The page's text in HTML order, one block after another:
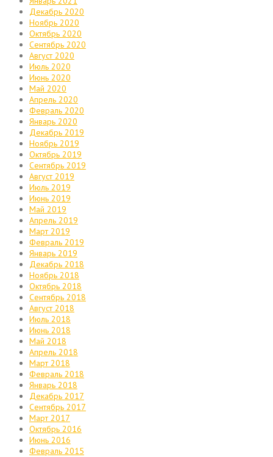
Декабрь 2020
Ноябрь 2020
Октябрь 2020
Сентябрь 2020
Август 2020
Июль 2020
Июнь 2020
Май 2020
Апрель 2020
Февраль 2020
Январь 2020
Декабрь 2019
Ноябрь 2019
Октябрь 2019
Сентябрь 2019
Август 2019
Июль 2019
Июнь 2019
Май 2019
Апрель 2019
Март 2019
Февраль 2019
Январь 2019
Декабрь 2018
Ноябрь 2018
Октябрь 2018
Сентябрь 2018
Август 2018
Июль 2018
Июнь 2018
Май 2018
Апрель 2018
Март 2018
Февраль 2018
Январь 2018
Декабрь 2017
Сентябрь 2017
Март 2017
Октябрь 2016
Июнь 2016
Февраль 2015